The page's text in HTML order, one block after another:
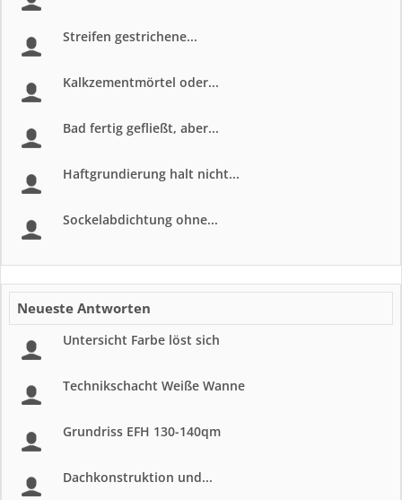
Streifen gestrichene...
Kalkzementmörtel oder...
Bad fertig gefließt, aber...
Haftgrundierung halt nicht...
Sockelabdichtung ohne...
Neueste Antworten
Untersicht Farbe löst sich
Technikschacht Weiße Wanne
Grundriss EFH 130-140qm
Dachkonstruktion und...